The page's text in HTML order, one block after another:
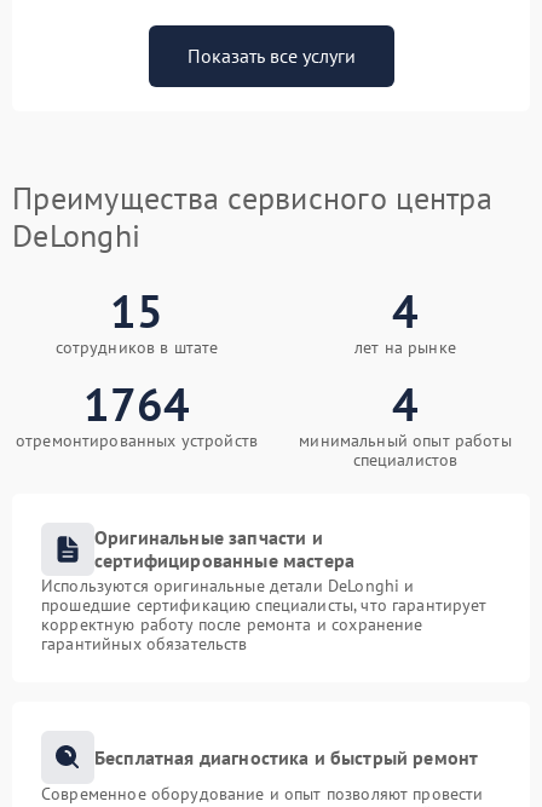
Показать все услуги
Преимущества сервисного центра
DeLonghi
15
сотрудников в штате
4
лет на рынке
1764
отремонтированных устройств
4
минимальный опыт работы
специалистов
Оригинальные запчасти и
сертифицированные мастера
Используются оригинальные детали DeLonghi и
прошедшие сертификацию специалисты, что гарантирует
корректную работу после ремонта и сохранение
гарантийных обязательств
Бесплатная диагностика и быстрый ремонт
Современное оборудование и опыт позволяют провести